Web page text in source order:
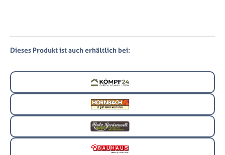
Dieses Produkt ist auch erhältlich bei: